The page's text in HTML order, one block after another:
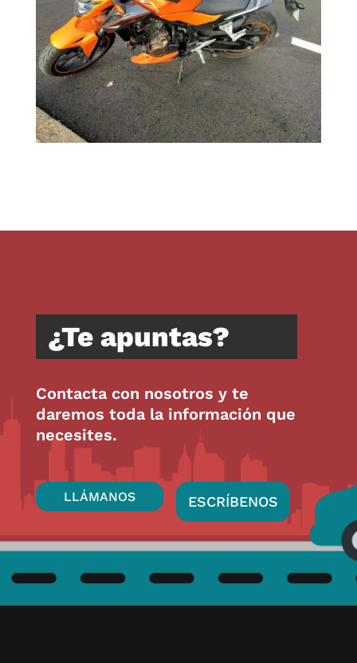
¿Te apuntas?
Contacta con nosotros y te
daremos toda la información que
necesites.
LLÁMANOS ESCRÍBENOS